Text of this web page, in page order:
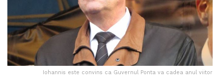
Iohannis este convins ca Guvernul Ponta va cadea anul viitor